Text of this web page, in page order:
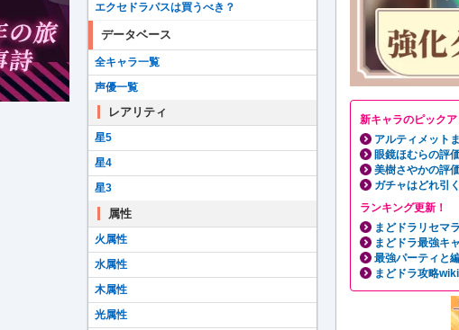
新キャラのピックア
アルティメット
眼鏡ほむらの評
美樹さやかの評
ガチャはどれ引
ランキング更新！
まどドラリセマ
まどドラ最強キ
最強パーティと
まどドラ攻略
エクセドラパスは買うべき？
データベース
全キャラ一覧
声優一覧
レアリティ
星5
星4
星3
属性
火属性
水属性
木属性
光属性